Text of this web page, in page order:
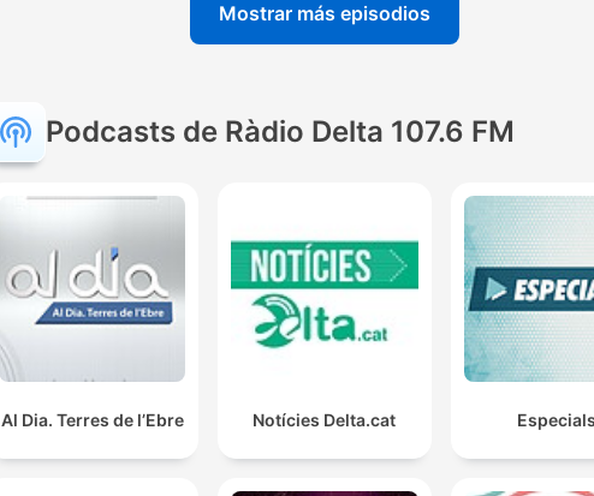
Mostrar más episodios
Podcasts de Ràdio Delta 107.6 FM
Al Dia. Terres de l’Ebre Notícies Delta.cat